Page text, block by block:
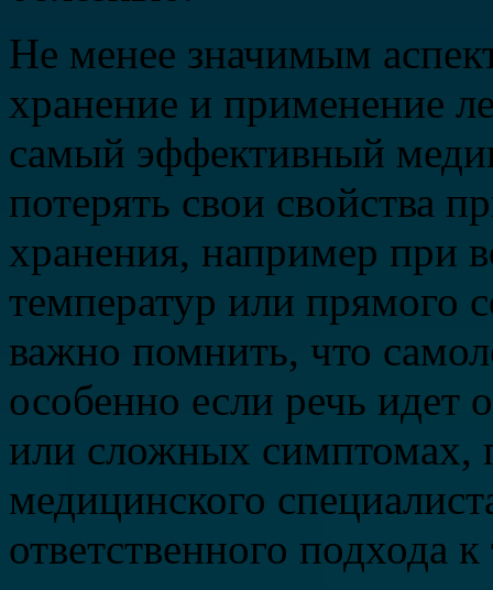
Не менее значимым
хранение и применение
самый эффективный
потерять свои свойства
хранения, например при
температур или прямого
важно помнить, что
особенно если речь идет
или сложных симптомах,
медицинского
ответственного подхода